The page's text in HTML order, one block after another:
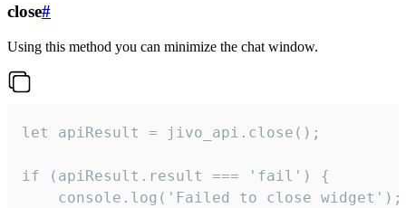
close#
Using this method you can minimize the chat window.
let apiResult = jivo_api.close();
if (apiResult.result === 'fail') {
    console.log('Failed to close widget');